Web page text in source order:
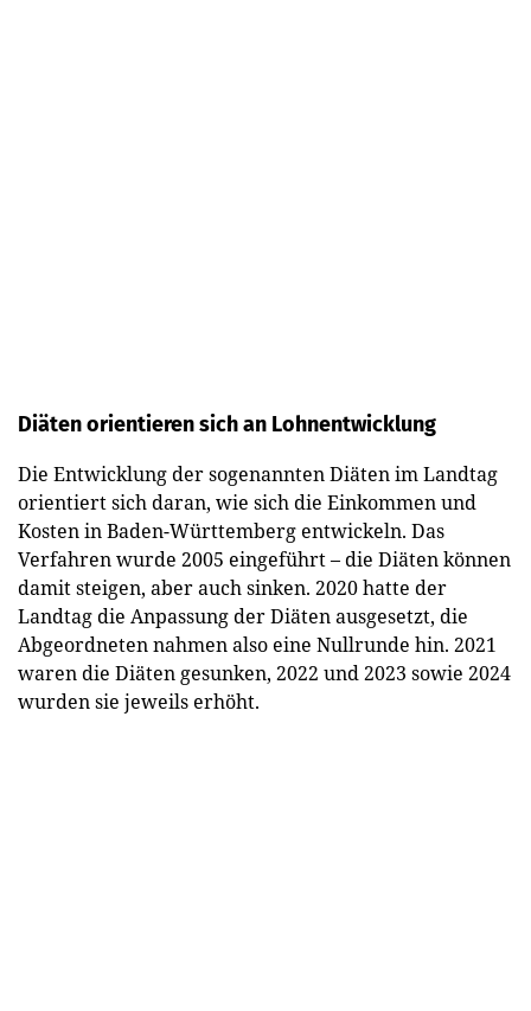
Diäten orientieren sich an Lohnentwicklung
Die Entwicklung der sogenannten Diäten im Landtag
orientiert sich daran, wie sich die Einkommen und
Kosten in Baden-Württemberg entwickeln. Das
Verfahren wurde 2005 eingeführt – die Diäten können
damit steigen, aber auch sinken. 2020 hatte der
Landtag die Anpassung der Diäten ausgesetzt, die
Abgeordneten nahmen also eine Nullrunde hin. 2021
waren die Diäten gesunken, 2022 und 2023 sowie 2024
wurden sie jeweils erhöht.